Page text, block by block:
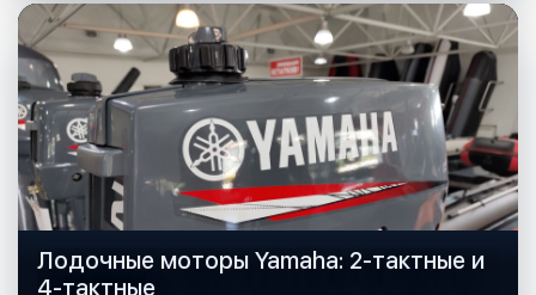
Лодочные моторы Yamaha: 2-тактные и
4-тактные